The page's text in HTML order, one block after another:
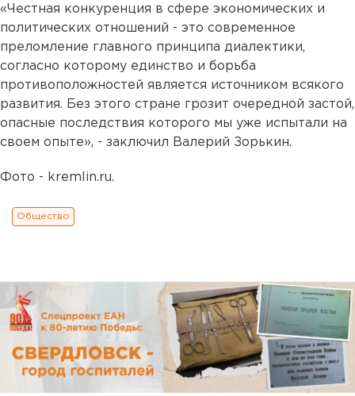
«Честная конкуренция в сфере экономических и
политических отношений - это современное
преломление главного принципа диалектики,
согласно которому единство и борьба
противоположностей является источником всякого
развития. Без этого стране грозит очередной застой,
опасные последствия которого мы уже испытали на
своем опыте», - заключил Валерий Зорькин.
Фото - kremlin.ru.
Общество